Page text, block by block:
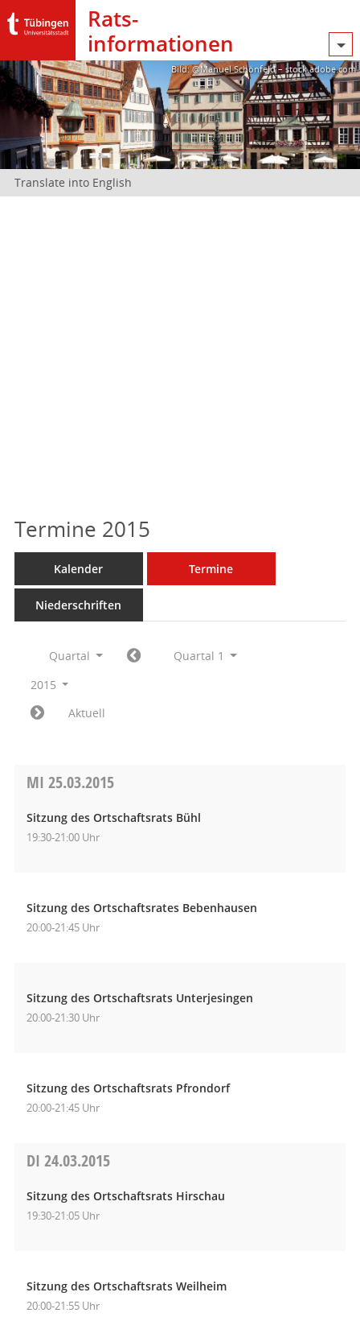
Rats­
informationen
Bild: @Manuel Schönfeld – stock.adobe.com
Translate into English
Termine 2015
Kalender Termine
Niederschriften
Quartal
Quartal 1
2015
Aktuell
MI 25.03.2015
Sitzung des Ortschaftsrats Bühl
19:30-21:00 Uhr
Sitzung des Ortschaftsrates Bebenhausen
20:00-21:45 Uhr
Sitzung des Ortschaftsrats Unterjesingen
20:00-21:30 Uhr
Sitzung des Ortschaftsrats Pfrondorf
20:00-21:45 Uhr
DI 24.03.2015
Sitzung des Ortschaftsrats Hirschau
19:30-21:05 Uhr
Sitzung des Ortschaftsrats Weilheim
20:00-21:55 Uhr